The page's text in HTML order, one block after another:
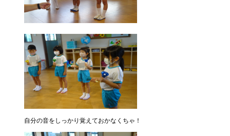
自分の音をしっかり覚えておかなくちゃ！